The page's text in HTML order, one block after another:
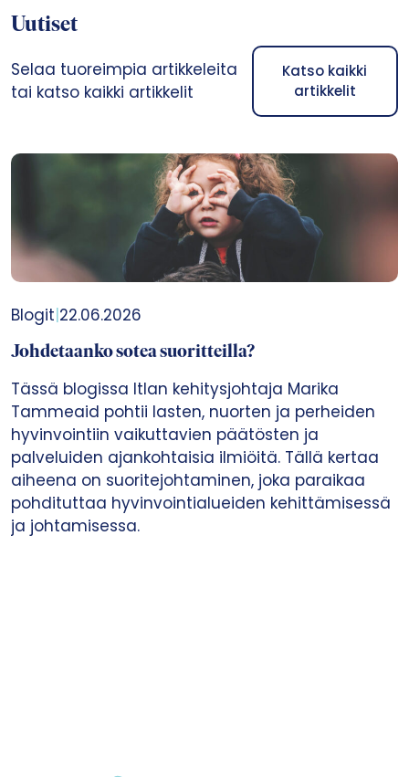
Uutiset
Selaa tuoreimpia artikkeleita
tai katso kaikki artikkelit
Katso kaikki
artikkelit
Blogit|22.06.2026
Johdetaanko sotea suoritteilla?
Tässä blogissa Itlan kehitysjohtaja Marika
Tammeaid pohtii lasten, nuorten ja perheiden
hyvinvointiin vaikuttavien päätösten ja
palveluiden ajankohtaisia ilmiöitä. Tällä kertaa
aiheena on suoritejohtaminen, joka paraikaa
pohdituttaa hyvinvointialueiden kehittämisessä
ja johtamisessa.